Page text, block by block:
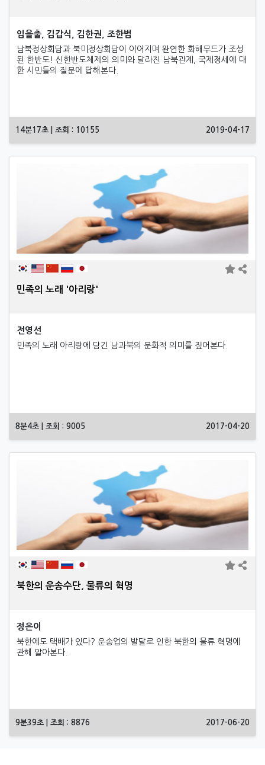
임을출, 김갑식, 김한권, 조한범
남북정상회담과 북미정상회담이 이어지며 완연한 화해무드가 조성
된 한반도! 신한반도체제의 의미와 달라진 남북관계, 국제정세에 대
한 시민들의 질문에 답해본다.
14분17초 | 조회 : 10155 2019-04-17
민족의 노래 '아리랑'
전영선
민족의 노래 아리랑에 담긴 남과북의 문화적 의미를 짚어본다.
8분4초 | 조회 : 9005 2017-04-20
북한의 운송수단, 물류의 혁명
정은이
북한에도 택배가 있다? 운송업의 발달로 인한 북한의 물류 혁명에
관해 알아본다.
9분39초 | 조회 : 8876 2017-06-20